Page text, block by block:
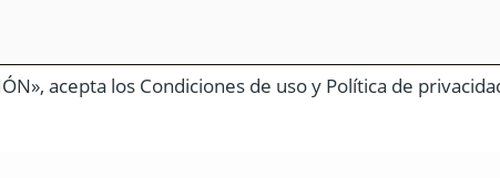
acepta los Condiciones de uso y Política de